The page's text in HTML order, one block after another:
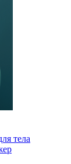
тела